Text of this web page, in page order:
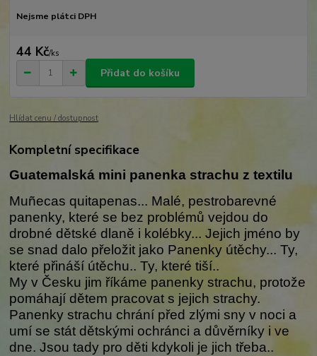
Nejsme plátci DPH
44 Kč/ks
Přidat do košíku
Hlídat cenu / dostupnost
Kompletní specifikace
Guatemalská mini panenka strachu z textilu
Muñecas quitapenas... Malé, pestrobarevné
panenky, které se bez problémů vejdou do
drobné dětské dlaně i kolébky... Jejich jméno by
se snad dalo přeložit jako Panenky útěchy... Ty,
které přináší útěchu.. Ty, které tiší..
My v Česku jim říkáme panenky strachu, protože
pomáhají dětem pracovat s jejich strachy.
Panenky strachu chrání před zlými sny v noci a
umí se stát dětskými ochránci a důvěrníky i ve
dne. Jsou tady pro děti kdykoli je jich třeba..